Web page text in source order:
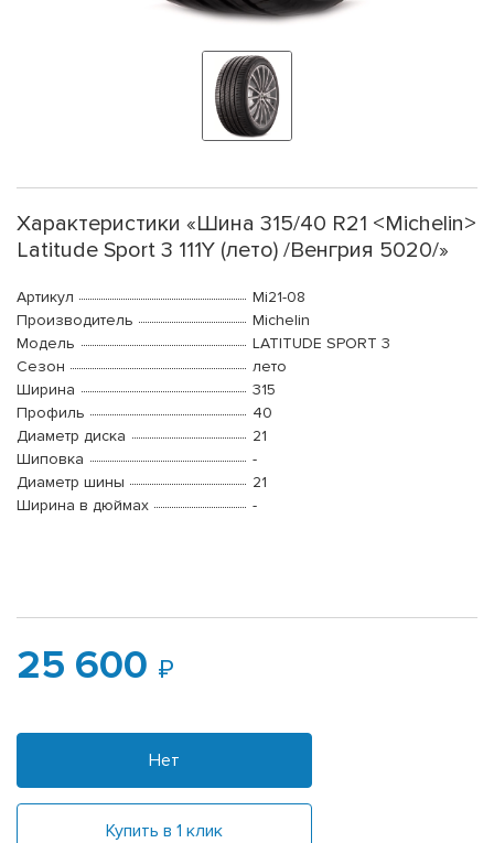
Характеристики «Шина 315/40 R21 <Michelin>
Latitude Sport 3 111Y (лето) /Венгрия 5020/»
Артикул
Mi21-08
Производитель
Michelin
Модель
LATITUDE SPORT 3
Сезон
лето
Ширина
315
Профиль
40
Диаметр диска
21
Шиповка
-
Диаметр шины
21
Ширина в дюймах
-
25 600
Нет
Купить в 1 клик